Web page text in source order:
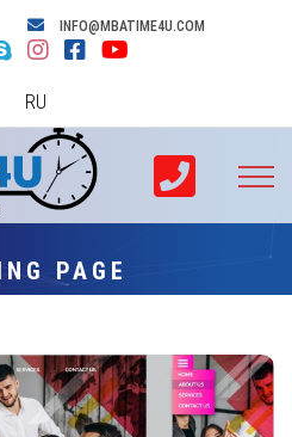
INFO@MBATIME4U.COM
RU
PAGE